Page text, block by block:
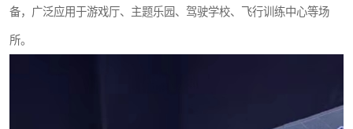
备，广泛应用于游戏厅、主题乐园、驾驶学校、飞行训练中心等场
所。